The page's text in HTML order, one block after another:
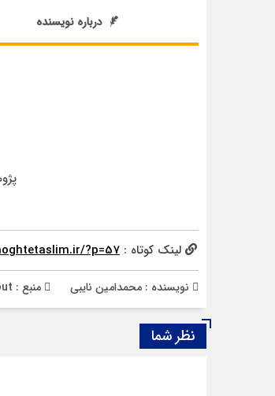
درباره نویسنده
لینک کوتاه : ?p=57
نویسنده : محمدامین نایبی منبع : truthout
نظر شما